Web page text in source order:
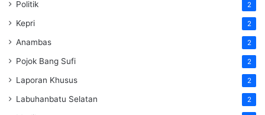
Politik 2
Kepri 2
Anambas 2
Pojok Bang Sufi 2
Laporan Khusus 2
Labuhanbatu Selatan 2